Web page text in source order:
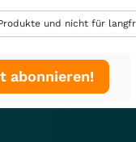
und nicht für
abonnieren!